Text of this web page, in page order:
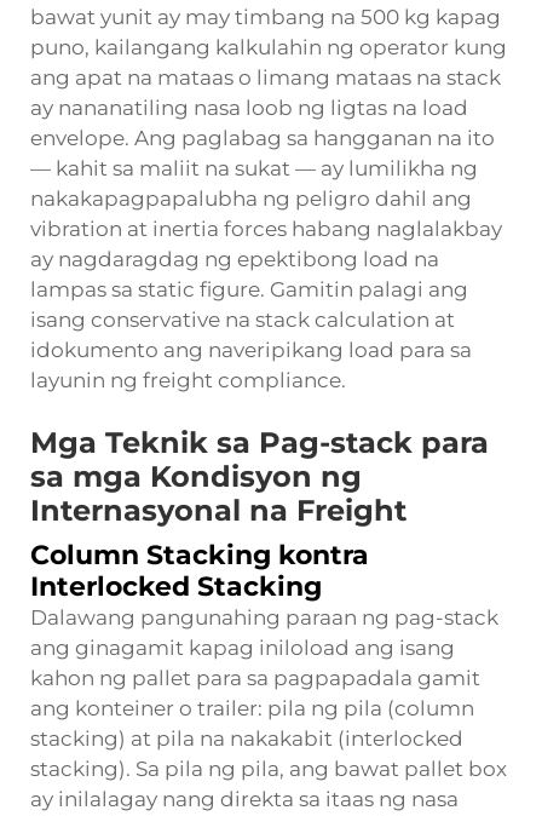
bawat yunit ay may timbang na 500 kg kapag
puno, kailangang kalkulahin ng operator kung
ang apat na mataas o limang mataas na stack
ay nananatiling nasa loob ng ligtas na load
envelope. Ang paglabag sa hangganan na ito
— kahit sa maliit na sukat — ay lumilikha ng
nakakapagpapalubha ng peligro dahil ang
vibration at inertia forces habang naglalakbay
ay nagdaragdag ng epektibong load na
lampas sa static figure. Gamitin palagi ang
isang conservative na stack calculation at
idokumento ang naveripikang load para sa
layunin ng freight compliance.
Mga Teknik sa Pag-stack para
sa mga Kondisyon ng
Internasyonal na Freight
Column Stacking kontra
Interlocked Stacking
Dalawang pangunahing paraan ng pag-stack
ang ginagamit kapag iniloload ang isang
kahon ng pallet para sa pagpapadala gamit
ang konteiner o trailer: pila ng pila (column
stacking) at pila na nakakabit (interlocked
stacking). Sa pila ng pila, ang bawat pallet box
ay inilalagay nang direkta sa itaas ng nasa